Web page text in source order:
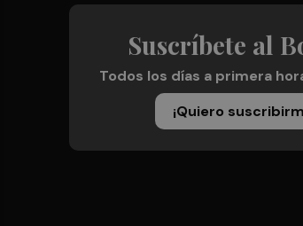
Suscríbete al
Todos los días a primera
¡Quiero